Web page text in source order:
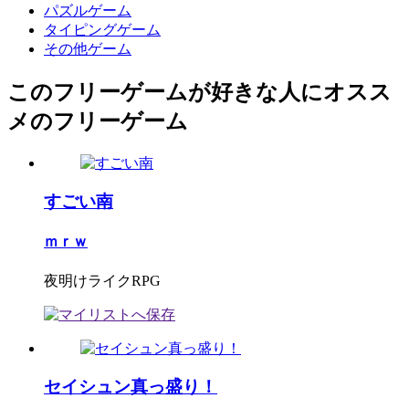
パズルゲーム
タイピングゲーム
その他ゲーム
このフリーゲームが好きな人にオスス
メのフリーゲーム
すごい南
ｍｒｗ
夜明けライクRPG
セイシュン真っ盛り！